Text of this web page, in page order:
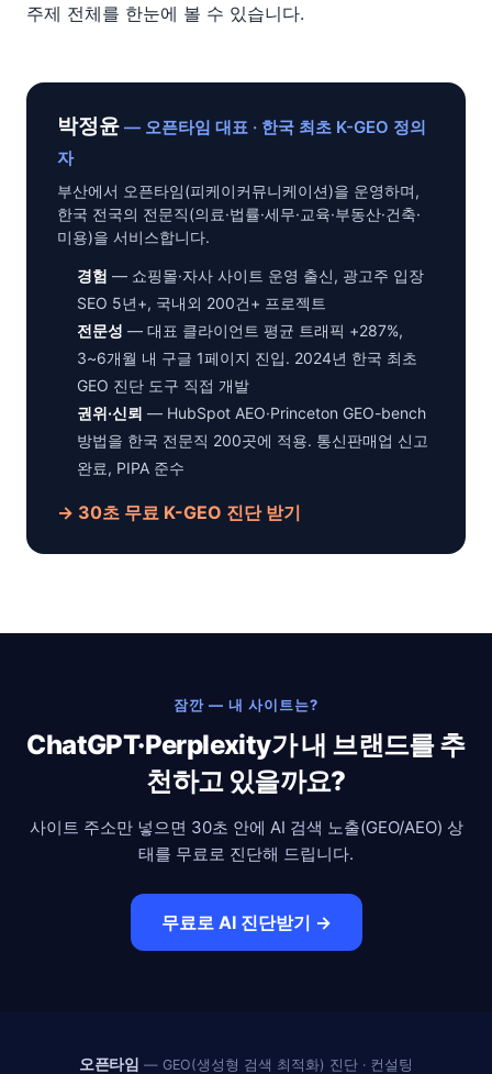
주제 전체를 한눈에 볼 수 있습니다.
박정윤 — 오픈타임 대표 · 한국 최초 K-GEO 정의
자
부산에서 오픈타임(피케이커뮤니케이션)을 운영하며,
한국 전국의 전문직(의료·법률·세무·교육·부동산·건축·
미용)을 서비스합니다.
경험 — 쇼핑몰·자사 사이트 운영 출신, 광고주 입장
SEO 5년+, 국내외 200건+ 프로젝트
전문성 — 대표 클라이언트 평균 트래픽 +287%,
3~6개월 내 구글 1페이지 진입. 2024년 한국 최초
GEO 진단 도구 직접 개발
권위·신뢰 — HubSpot AEO·Princeton GEO-bench
방법을 한국 전문직 200곳에 적용. 통신판매업 신고
완료, PIPA 준수
→ 30초 무료 K-GEO 진단 받기
잠깐 — 내 사이트는?
ChatGPT·Perplexity가 내 브랜드를 추
천하고 있을까요?
사이트 주소만 넣으면 30초 안에 AI 검색 노출(GEO/AEO) 상
태를 무료로 진단해 드립니다.
무료로 AI 진단받기 →
오픈타임 — GEO(생성형 검색 최적화) 진단 · 컨설팅